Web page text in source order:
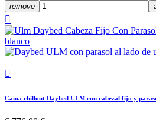
remove


Cama chillout Daybed ULM con cabezal fijo y